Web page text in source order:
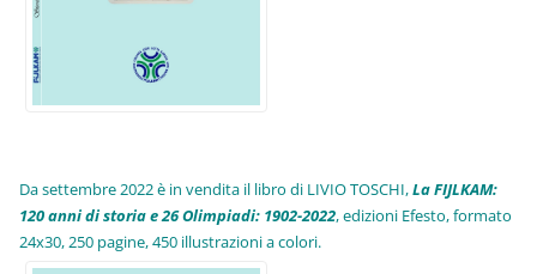
Da settembre 2022 è in vendita il libro di LIVIO TOSCHI,La FIJLKAM:
120 anni di storia e 26 Olimpiadi: 1902-2022, edizioni Efesto, formato
24x30, 250 pagine, 450 illustrazioni a colori.